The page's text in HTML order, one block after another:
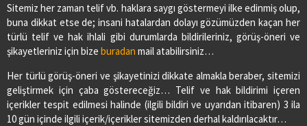
Sitemiz her zaman telif vb. haklara saygı göstermeyi ilke edinmiş olup,
buna dikkat etse de; insani hatalardan dolayı gözümüzden kaçan her
türlü telif ve hak ihlali gibi durumlarda bildirileriniz, görüş-öneri ve
şikayetleriniz için bize buradan mail atabilirsiniz…
Her türlü görüş-öneri ve şikayetinizi dikkate almakla beraber, sitemizi
geliştirmek için çaba göstereceğiz… Telif ve hak bildirimi içeren
içerikler tespit edilmesi halinde (ilgili bildiri ve uyarıdan itibaren) 3 ila
10 gün içinde ilgili içerik/içerikler sitemizden derhal kaldırılacaktır…